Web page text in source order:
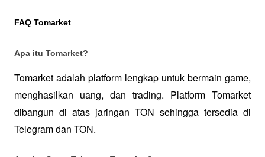
FAQ Tomarket
Apa itu Tomarket?
Tomarket adalah platform lengkap untuk bermain game,
menghasilkan uang, dan trading. Platform Tomarket
dibangun di atas jaringan TON sehingga tersedia di
Telegram dan TON.